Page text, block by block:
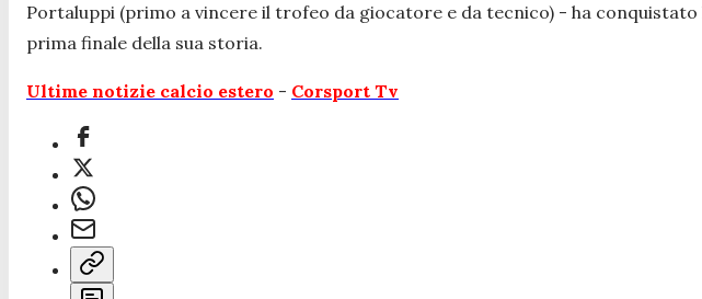
Portaluppi (primo a vincere il trofeo da giocatore e da tecnico) - ha conquistato
prima finale della sua storia.
Ultime notizie calcio estero - Corsport Tv